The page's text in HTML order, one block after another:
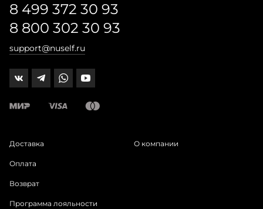
8 499 372 30 93
8 800 302 30 93
support@nuself.ru
Доставка
Оплата
Возврат
Программа лояльности
О компании